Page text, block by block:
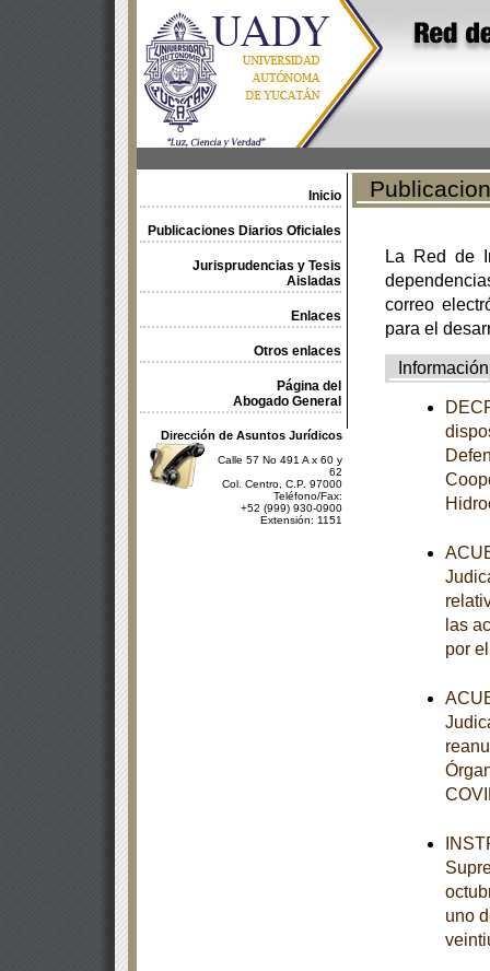
Inicio
Publicaciones Diarios Oficiales
Jurisprudencias y Tesis
Aisladas
Enlaces
Otros enlaces
Página del
Abogado General
Dirección de Asuntos Jurídicos
Calle 57 No 491 A x 60 y
62
Col. Centro, C.P. 97000
Teléfono/Fax:
+52 (999) 930-0900
Extensión: 1151
La Red de
correo
para el
Información
las
por
uno